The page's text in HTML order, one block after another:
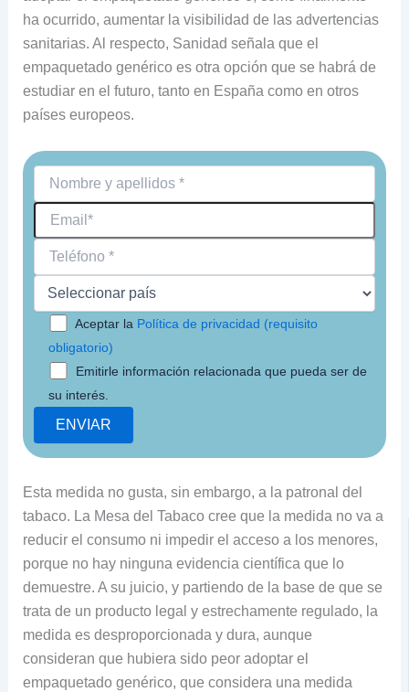
ha ocurrido, aumentar la visibilidad de las advertencias
sanitarias. Al respecto, Sanidad señala que el
empaquetado genérico es otra opción que se habrá de
estudiar en el futuro, tanto en España como en otros
países europeos.
Aceptar la Política de privacidad (requisito
obligatorio)
Emitirle información relacionada que pueda ser de
su interés.
Esta medida no gusta, sin embargo, a la patronal del
tabaco. La Mesa del Tabaco cree que la medida no va a
reducir el consumo ni impedir el acceso a los menores,
porque no hay ninguna evidencia científica que lo
demuestre. A su juicio, y partiendo de la base de que se
trata de un producto legal y estrechamente regulado, la
medida es desproporcionada y dura, aunque
consideran que hubiera sido peor adoptar el
empaquetado genérico, que considera una medida